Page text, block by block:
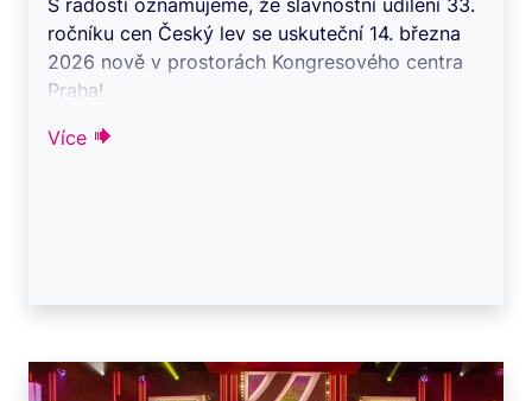
ročníku cen Český lev se uskuteční 14. března
2026 nově v prostorách Kongresového centra
Praha!
Tato prestižní ud ...
Více